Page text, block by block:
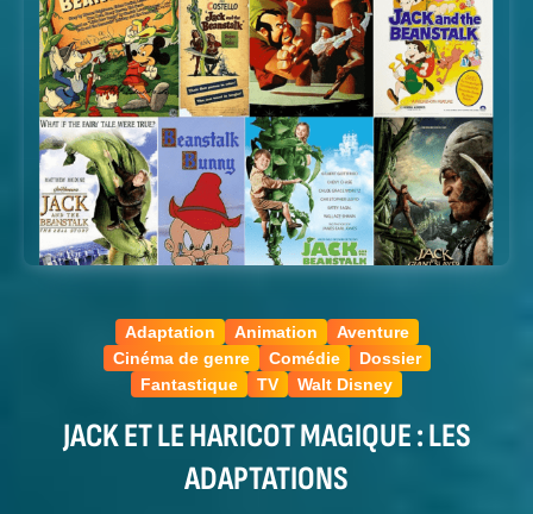
Adaptation Animation
Aventure
Cinéma de genre
Comédie
Dossier
Fantastique
TV Walt Disney
JACK ET LE HARICOT MAGIQUE : LES
ADAPTATIONS